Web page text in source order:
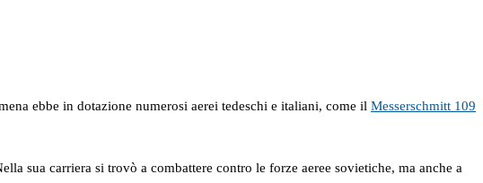
ebbe in dotazione numerosi aerei tedeschi e italiani, come il Messerschmitt 109
sua carriera si trovò a combattere contro le forze aeree sovietiche, ma anche a